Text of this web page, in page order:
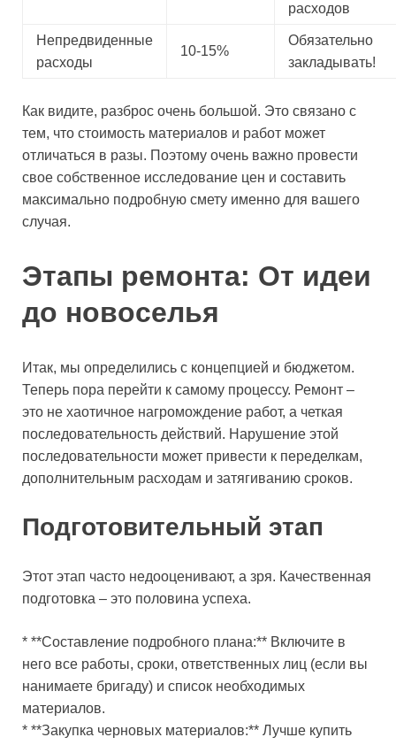
расходов
Непредвиденные
расходы
10-15%
Обязательно
закладывать!
Как видите, разброс очень большой. Это связано с
тем, что стоимость материалов и работ может
отличаться в разы. Поэтому очень важно провести
свое собственное исследование цен и составить
максимально подробную смету именно для вашего
случая.
Этапы ремонта: От идеи
до новоселья
Итак, мы определились с концепцией и бюджетом.
Теперь пора перейти к самому процессу. Ремонт –
это не хаотичное нагромождение работ, а четкая
последовательность действий. Нарушение этой
последовательности может привести к переделкам,
дополнительным расходам и затягиванию сроков.
Подготовительный этап
Этот этап часто недооценивают, а зря. Качественная
подготовка – это половина успеха.
* **Составление подробного плана:** Включите в
него все работы, сроки, ответственных лиц (если вы
нанимаете бригаду) и список необходимых
материалов.
* **Закупка черновых материалов:** Лучше купить